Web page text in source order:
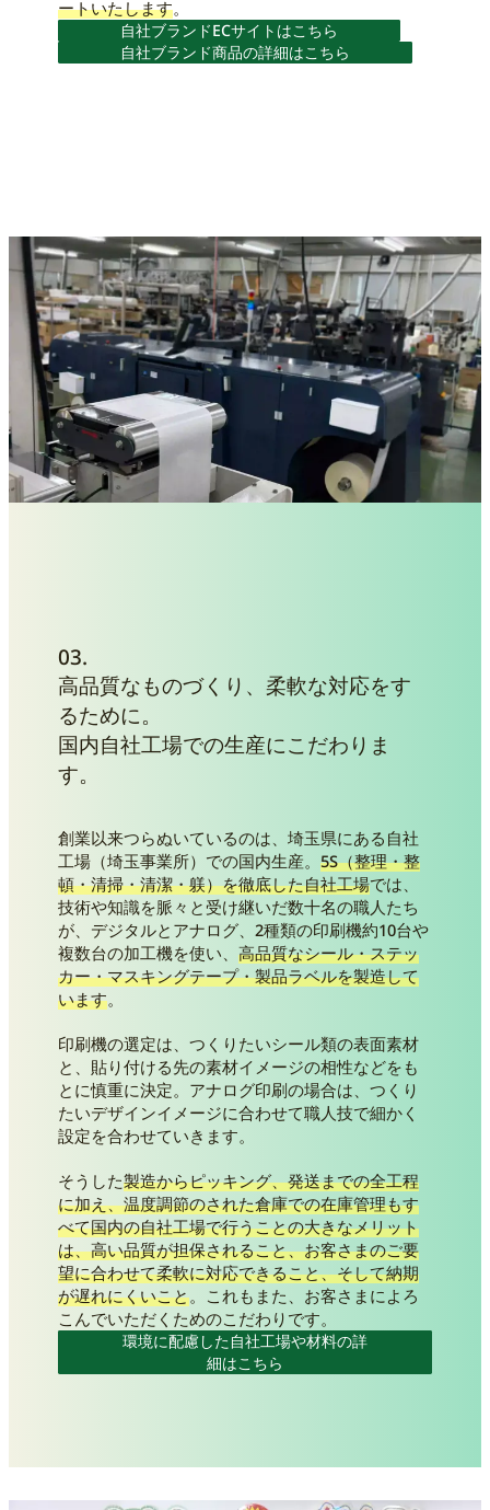
ートいたします。
自社ブランドECサイトはこちら
自社ブランド商品の詳細はこちら
03.
高品質なものづくり、柔軟な対応をす
るために。
国内自社工場での生産にこだわりま
す。
創業以来つらぬいているのは、埼玉県にある自社
工場（埼玉事業所）での国内生産。5S（整理・整
頓・清掃・清潔・躾）を徹底した自社工場では、
技術や知識を脈々と受け継いだ数十名の職人たち
が、デジタルとアナログ、2種類の印刷機約10台や
複数台の加工機を使い、高品質なシール・ステッ
カー・マスキングテープ・製品ラベルを製造して
います。
印刷機の選定は、つくりたいシール類の表面素材
と、貼り付ける先の素材イメージの相性などをも
とに慎重に決定。アナログ印刷の場合は、つくり
たいデザインイメージに合わせて職人技で細かく
設定を合わせていきます。
そうした製造からピッキング、発送までの全工程
に加え、温度調節のされた倉庫での在庫管理もす
べて国内の自社工場で行うことの大きなメリット
は、高い品質が担保されること、お客さまのご要
望に合わせて柔軟に対応できること、そして納期
が遅れにくいこと。これもまた、お客さまによろ
こんでいただくためのこだわりです。
環境に配慮した自社工場や材料の詳
細はこちら